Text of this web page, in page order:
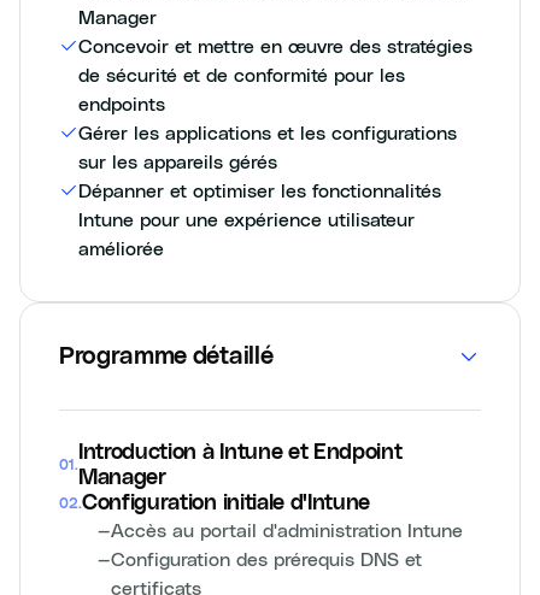
Manager
Concevoir et mettre en œuvre des stratégies
de sécurité et de conformité pour les
endpoints
Gérer les applications et les configurations
sur les appareils gérés
Dépanner et optimiser les fonctionnalités
Intune pour une expérience utilisateur
améliorée
Programme détaillé
01 .
Introduction à Intune et Endpoint
Manager
02.Configuration initiale d'Intune
—Accès au portail d'administration Intune
—Configuration des prérequis DNS et
certificats